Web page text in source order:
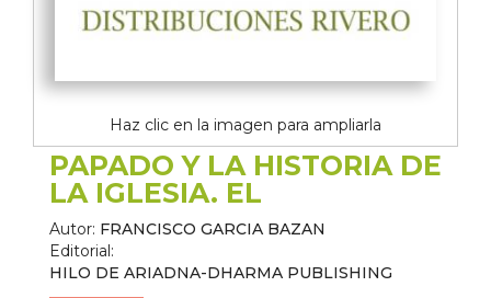
Haz clic en la imagen para ampliarla
PAPADO Y LA HISTORIA DE
LA IGLESIA. EL
Autor: FRANCISCO GARCIA BAZAN
Editorial:
HILO DE ARIADNA-DHARMA PUBLISHING